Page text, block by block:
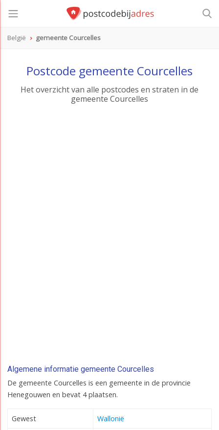
België gemeente Courcelles
Postcode gemeente Courcelles
Het overzicht van alle postcodes en straten in de
gemeente Courcelles
Algemene informatie gemeente Courcelles
De gemeente Courcelles is een gemeente in de provincie
Henegouwen en bevat 4 plaatsen.
Gewest Wallonië